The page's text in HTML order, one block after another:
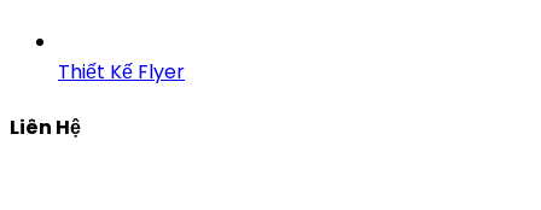
Thiết Kế Flyer
Liên Hệ